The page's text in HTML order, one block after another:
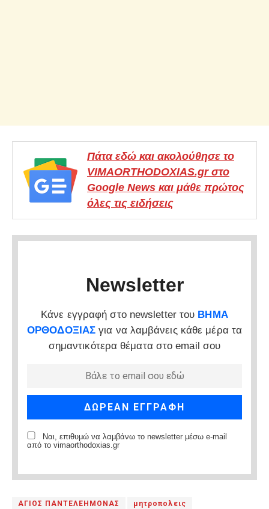
Πάτα εδώ και ακολούθησε το
VIMAORTHODOXIAS.gr στο
Google News και μάθε πρώτος
όλες τις ειδήσεις
Newsletter
Κάνε εγγραφή στο newsletter του ΒΗΜΑ
ΟΡΘΟΔΟΞΙΑΣ για να λαμβάνεις κάθε μέρα τα
σημαντικότερα θέματα στο email σου
Ναι, επιθυμώ να λαμβάνω το newsletter μέσω e-mail
από το vimaorthodoxias.gr
ΑΓΙΟΣ ΠΑΝΤΕΛΕΗΜΟΝΑΣ μητροπολεις